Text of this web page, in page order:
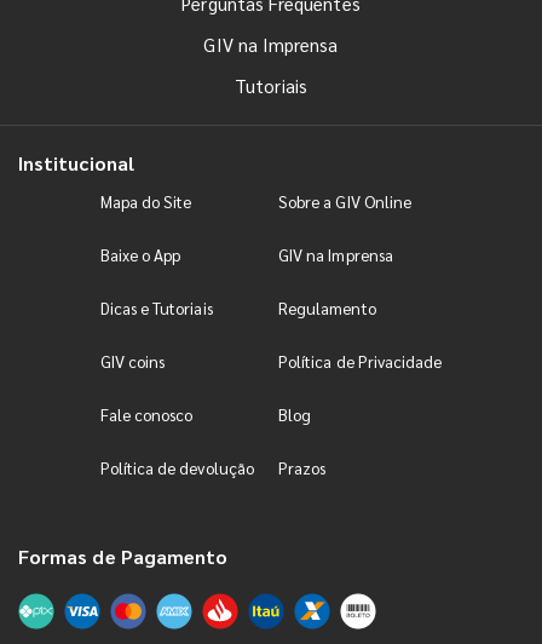
GIV na Imprensa
Tutoriais
Institucional
Mapa do Site Sobre a GIV Online
Baixe o App GIV na Imprensa
Dicas e Tutoriais Regulamento
GIV coins Política de Privacidade
Fale conosco Blog
Política de devolução Prazos
Formas de Pagamento